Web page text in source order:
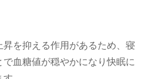
昇を抑える作用があるため、寝
血糖値が穏やかになり快眠に